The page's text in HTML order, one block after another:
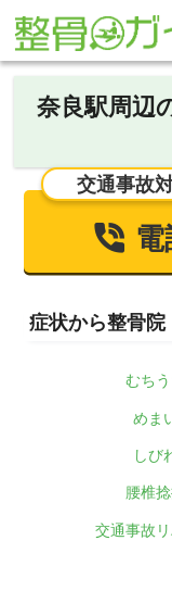
奈良駅周辺
交通事故
症状から整骨
むち
めま
しび
腰椎
交通事故